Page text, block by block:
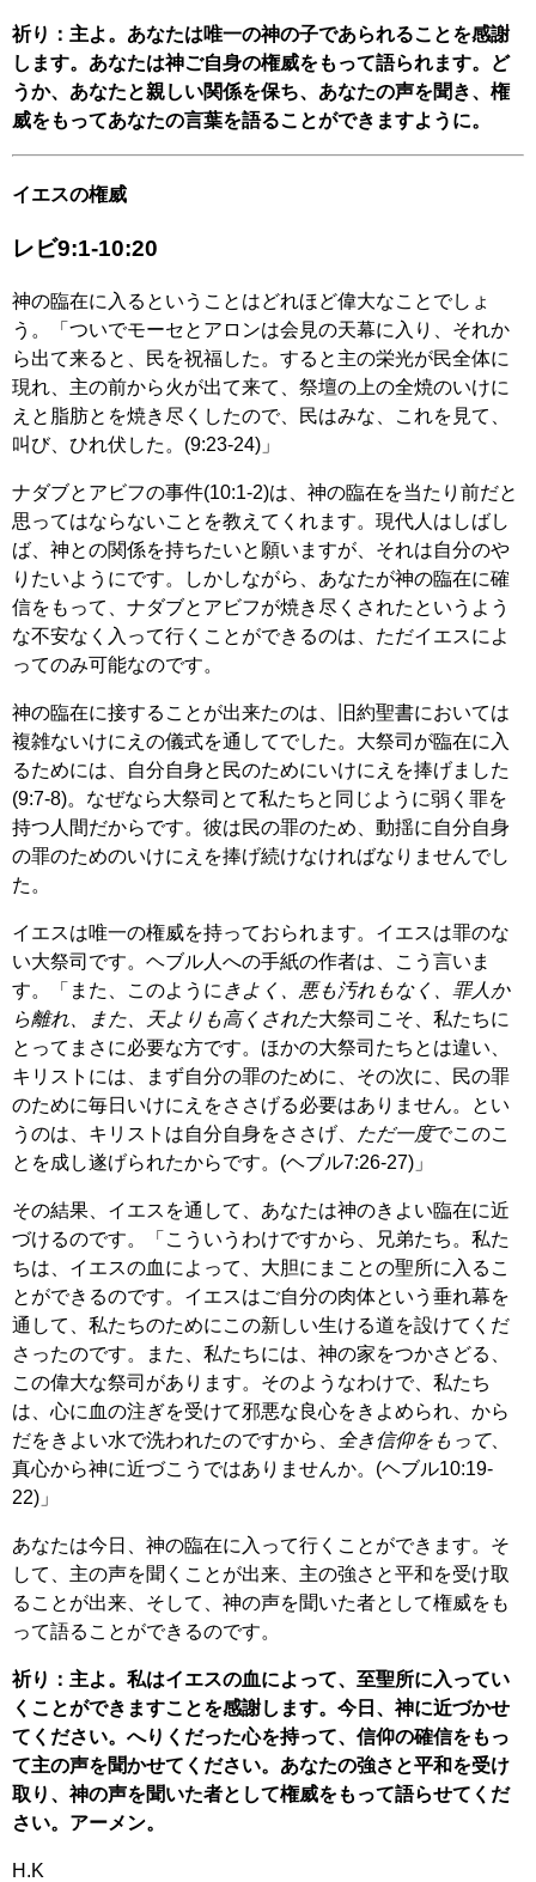
祈り：主よ。あなたは唯一の神の子であられることを感謝
します。あなたは神ご自身の権威をもって語られます。ど
うか、あなたと親しい関係を保ち、あなたの声を聞き、権
威をもってあなたの言葉を語ることができますように。
イエスの権威
レビ9:1-10:20
神の臨在に入るということはどれほど偉大なことでしょ
う。「ついでモーセとアロンは会見の天幕に入り、それか
ら出て来ると、民を祝福した。すると主の栄光が民全体に
現れ、主の前から火が出て来て、祭壇の上の全焼のいけに
えと脂肪とを焼き尽くしたので、民はみな、これを見て、
叫び、ひれ伏した。(9:23-24)」
ナダブとアビフの事件(10:1-2)は、神の臨在を当たり前だと
思ってはならないことを教えてくれます。現代人はしばし
ば、神との関係を持ちたいと願いますが、それは自分のや
りたいようにです。しかしながら、あなたが神の臨在に確
信をもって、ナダブとアビフが焼き尽くされたというよう
な不安なく入って行くことができるのは、ただイエスによ
ってのみ可能なのです。
神の臨在に接することが出来たのは、旧約聖書においては
複雑ないけにえの儀式を通してでした。大祭司が臨在に入
るためには、自分自身と民のためにいけにえを捧げました
(9:7-8)。なぜなら大祭司とて私たちと同じように弱く罪を
持つ人間だからです。彼は民の罪のため、動揺に自分自身
の罪のためのいけにえを捧げ続けなければなりませんでし
た。
イエスは唯一の権威を持っておられます。イエスは罪のな
い大祭司です。ヘブル人への手紙の作者は、こう言いま
す。「また、このように きよく、悪も汚れもなく、罪人か
ら離れ、また、天よりも高くされた大祭司こそ、私たちに
とってまさに必要な方です。ほかの大祭司たちとは違い、
キリストには、まず自分の罪のために、その次に、民の罪
のために毎日いけにえをささげる必要はありません。とい
うのは、キリストは自分自身をささげ、
ただ一度でこのこ
とを成し遂げられたからです。(ヘブル7:26-27)」
その結果、イエスを通して、あなたは神のきよい臨在に近
づけるのです。「こういうわけですから、兄弟たち。私た
ちは、イエスの血によって、大胆にまことの聖所に入るこ
とができるのです。イエスはご自分の肉体という垂れ幕を
通して、私たちのためにこの新しい生ける道を設けてくだ
さったのです。また、私たちには、神の家をつかさどる、
この偉大な祭司があります。そのようなわけで、私たち
は、心に血の注ぎを受けて邪悪な良心をきよめられ、から
だをきよい水で洗われたのですから、
全き信仰をもって、
真心から神に近づこうではありませんか。(ヘブル10:19-
22)」
あなたは今日、神の臨在に入って行くことができます。そ
して、主の声を聞くことが出来、主の強さと平和を受け取
ることが出来、そして、神の声を聞いた者として権威をも
って語ることができるのです。
祈り：主よ。私はイエスの血によって、至聖所に入ってい
くことができますことを感謝します。今日、神に近づかせ
てください。へりくだった心を持って、信仰の確信をもっ
て主の声を聞かせてください。あなたの強さと平和を受け
取り、神の声を聞いた者として権威をもって語らせてくだ
さい。アーメン。
H.K